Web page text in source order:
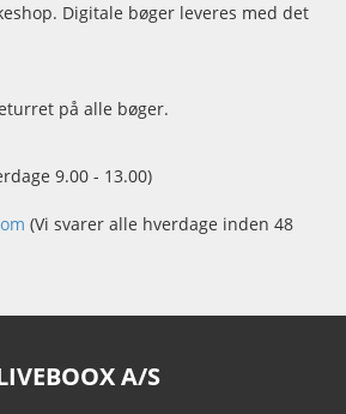
Digitale bøger leveres med det
på alle bøger.
9.00 - 13.00)
(Vi svarer alle hverdage inden 48
A/S